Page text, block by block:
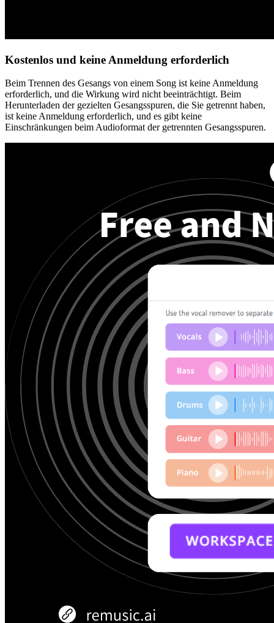
Kostenlos und keine Anmeldung erforderlich
Beim Trennen des Gesangs von einem Song ist keine Anmeldung
erforderlich, und die Wirkung wird nicht beeinträchtigt. Beim
Herunterladen der gezielten Gesangsspuren, die Sie getrennt haben,
ist keine Anmeldung erforderlich, und es gibt keine
Einschränkungen beim Audioformat der getrennten Gesangsspuren.